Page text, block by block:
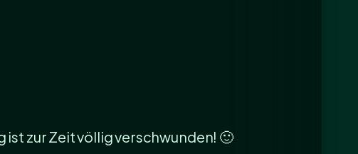
zur Zeit völlig verschwunden! 🙂